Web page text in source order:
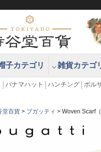
子カテゴリ 雑貨カテゴ
パナマハット ハンチング ボル
堂百貨 ブガッティ Woven Scarf